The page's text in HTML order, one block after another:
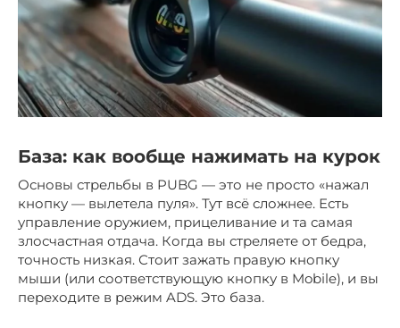
База: как вообще нажимать на курок
Основы стрельбы в PUBG — это не просто «нажал
кнопку — вылетела пуля». Тут всё сложнее. Есть
управление оружием, прицеливание и та самая
злосчастная отдача. Когда вы стреляете от бедра,
точность низкая. Стоит зажать правую кнопку
мыши (или соответствующую кнопку в Mobile), и вы
переходите в режим ADS. Это база.